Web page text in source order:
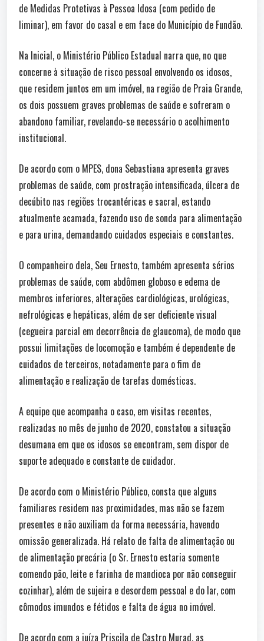
de Medidas Protetivas à Pessoa Idosa (com pedido de
liminar), em favor do casal e em face do Município de Fundão.
Na Inicial, o Ministério Público Estadual narra que, no que
concerne à situação de risco pessoal envolvendo os idosos,
que residem juntos em um imóvel, na região de Praia Grande,
os dois possuem graves problemas de saúde e sofreram o
abandono familiar, revelando-se necessário o acolhimento
institucional.
De acordo com o MPES, dona Sebastiana apresenta graves
problemas de saúde, com prostração intensificada, úlcera de
decúbito nas regiões trocantéricas e sacral, estando
atualmente acamada, fazendo uso de sonda para alimentação
e para urina, demandando cuidados especiais e constantes.
O companheiro dela, Seu Ernesto, também apresenta sérios
problemas de saúde, com abdômen globoso e edema de
membros inferiores, alterações cardiológicas, urológicas,
nefrológicas e hepáticas, além de ser deficiente visual
(cegueira parcial em decorrência de glaucoma), de modo que
possui limitações de locomoção e também é dependente de
cuidados de terceiros, notadamente para o fim de
alimentação e realização de tarefas domésticas.
A equipe que acompanha o caso, em visitas recentes,
realizadas no mês de junho de 2020, constatou a situação
desumana em que os idosos se encontram, sem dispor de
suporte adequado e constante de cuidador.
De acordo com o Ministério Público, consta que alguns
familiares residem nas proximidades, mas não se fazem
presentes e não auxiliam da forma necessária, havendo
omissão generalizada. Há relato de falta de alimentação ou
de alimentação precária (o Sr. Ernesto estaria somente
comendo pão, leite e farinha de mandioca por não conseguir
cozinhar), além de sujeira e desordem pessoal e do lar, com
cômodos imundos e fétidos e falta de água no imóvel.
De acordo com a juíza Priscila de Castro Murad, as